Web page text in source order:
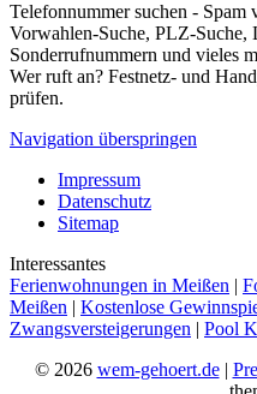
Telefonnummer suchen -
Vorwahlen-Suche, PLZ-Suche,
Sonderrufnummern und vieles
Wer ruft an? Festnetz- und
prüfen.
Navigation überspringen
Impressum
Datenschutz
Sitemap
Interessantes
Ferienwohnungen in Meißen |
Meißen | Kostenlose
Zwangsversteigerungen | Pool
© 2026 wem-gehoert.de|